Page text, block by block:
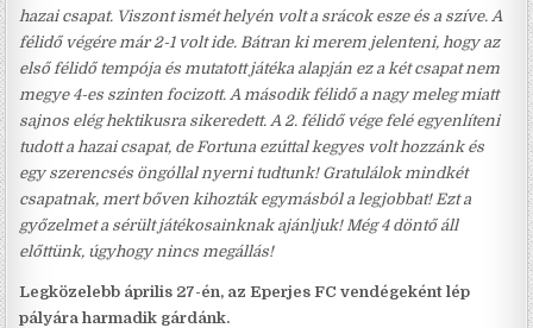
hazai csapat. Viszont ismét helyén volt a srácok esze és a szíve. A
félidő végére már 2-1 volt ide. Bátran ki merem jelenteni, hogy az
első félidő tempója és mutatott játéka alapján ez a két csapat nem
megye 4-es szinten focizott. A második félidő a nagy meleg miatt
sajnos elég hektikusra sikeredett. A 2. félidő vége felé egyenlíteni
tudott a hazai csapat, de Fortuna ezúttal kegyes volt hozzánk és
egy szerencsés öngóllal nyerni tudtunk! Gratulálok mindkét
csapatnak, mert bőven kihozták egymásból a legjobbat! Ezt a
győzelmet a sérült játékosainknak ajánljuk! Még 4 döntő áll
előttünk, úgyhogy nincs megállás!
Legközelebb április 27-én, az Eperjes FC vendégeként lép
pályára harmadik gárdánk.